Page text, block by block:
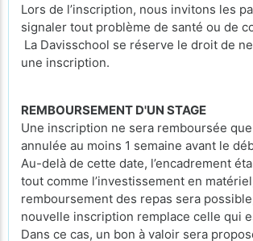
Lors de l’inscription, nous invitons les
signaler tout problème de santé ou de
La Davisschool se réserve le droit de
une inscription.
REMBOURSEMENT D'UN STAGE
Une inscription ne sera remboursée
annulée au moins 1 semaine avant le
Au-delà de cette date, l’encadrement
tout comme l’investissement en
remboursement des repas sera
nouvelle inscription remplace celle qui
Dans ce cas, un bon à valoir sera